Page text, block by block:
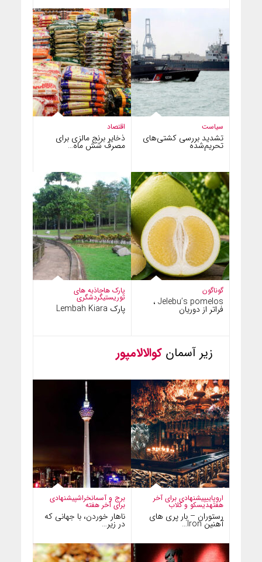
اقتصاد
ذخایر برنج مالزی برای
مصرف شش ماه…
سیاست
تشدید بررسی کشتی‌های
تحریم‌شده
پارک هاجاذبه های
توریستیگردشگری
پارک Lembah Kiara
گوناگون
Jelebu’s pomelos ،
فراتر از دوریان
زیر آسمان کوالالامپور
برج و آسمانخراشپیشنهادی
برای آخر هفته
ناهار خوردن، با جهانی که
در زیر…
اروپاییپیشنهادی برای آخر
هفتهدیسکو و کلاب
رستوران – بار پری های
آهنین Iron…